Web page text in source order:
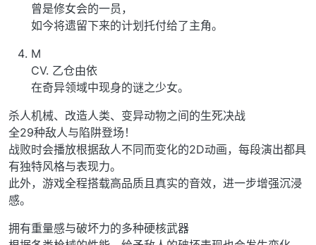
曾是修女会的一员，
如今将遗留下来的计划托付给了主角。
M
CV. 乙仓由依
在奇异领域中现身的谜之少女。
杀人机械、改造人类、变异动物之间的生死决战
全29种敌人与陷阱登场！
战败时会播放根据敌人不同而变化的2D动画，每段演出都具
有独特风格与表现力。
此外，游戏全程搭载高品质且真实的音效，进一步增强沉浸
感。
拥有重量感与破坏力的多种硬核武器